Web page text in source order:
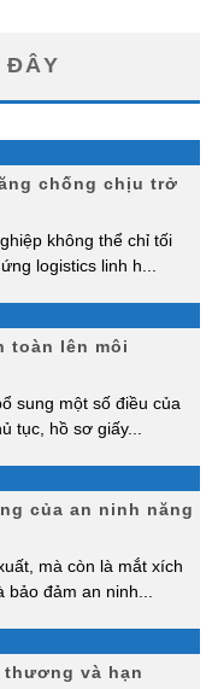
ĐÂY
chống chịu trở
không thể chỉ tối
logistics linh h
toàn lên môi
sung một số điều của
tục, hồ sơ giấy...
của an ninh năng
mà còn là mắt xích
bảo đảm an ninh
và hạn